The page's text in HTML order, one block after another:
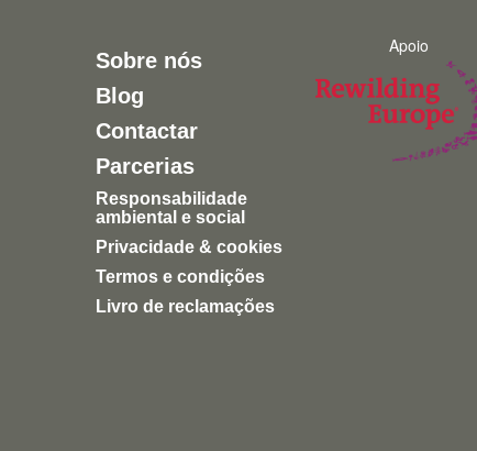
Sobre nós
Blog
Contactar
Parcerias
Responsabilidade
ambiental e social
Privacidade & cookies
Termos e condições
Livro de reclamações
Apoio